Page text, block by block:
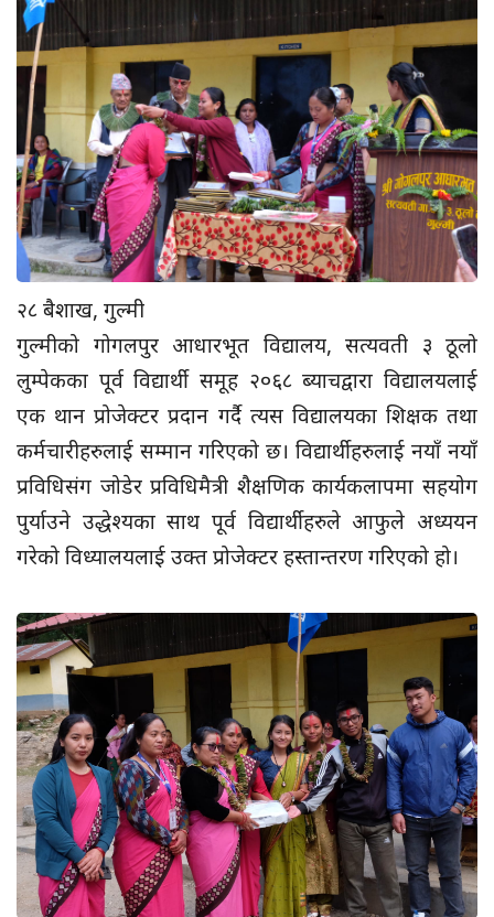
२८ बैशाख, गुल्मी
गुल्मीको गोगलपुर आधारभूत विद्यालय, सत्यवती ३ ठूलो
लुम्पेकका पूर्व विद्यार्थी समूह २०६८ ब्याचद्वारा विद्यालयलाई
एक थान प्रोजेक्टर प्रदान गर्दै त्यस विद्यालयका शिक्षक तथा
कर्मचारीहरुलाई सम्मान गरिएको छ। विद्यार्थीहरुलाई नयाँ नयाँ
प्रविधिसंग जोडेर प्रविधिमैत्री शैक्षणिक कार्यकलापमा सहयोग
पुर्याउने उद्धेश्यका साथ पूर्व विद्यार्थीहरुले आफुले अध्ययन
गरेको विध्यालयलाई उक्त प्रोजेक्टर हस्तान्तरण गरिएको हो।